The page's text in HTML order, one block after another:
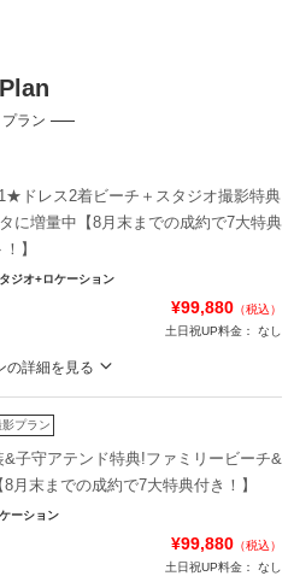
Plan
プラン
ドレス2着ビーチ＋スタジオ撮影特典
に増量中【8月末までの成約で7大特典
】
ジオ+ロケーション
¥99,880 （税込）
土日祝UP料金：
なし
の詳細を見る
のプランが10万円以下♩アテンド＆雨天
プラン
&子守アテンド特典!ファミリービーチ&
月末までの成約で7大特典付き！】
ーション
¥99,880 （税込）
土日祝UP料金：
なし